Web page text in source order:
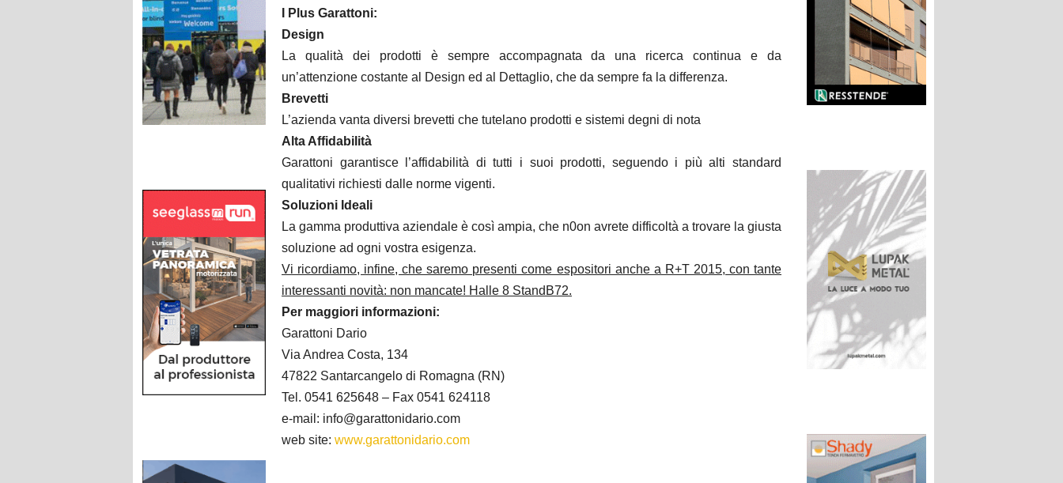
I Plus Garattoni:
Design
La qualità dei prodotti è sempre accompagnata da una ricerca continua e da
un’attenzione costante al Design ed al Dettaglio, che da sempre fa la differenza.
Brevetti
L’azienda vanta diversi brevetti che tutelano prodotti e sistemi degni di nota
Alta Affidabilità
Garattoni garantisce l’affidabilità di tutti i suoi prodotti, seguendo i più alti standard
qualitativi richiesti dalle norme vigenti.
Soluzioni Ideali
La gamma produttiva aziendale è così ampia, che n0on avrete difficoltà a trovare la giusta
soluzione ad ogni vostra esigenza.
Vi ricordiamo, infine, che saremo presenti come espositori anche a R+T 2015, con tante
interessanti novità: non mancate! Halle 8 StandB72.
Per maggiori informazioni:
Garattoni Dario
Via Andrea Costa, 134
47822 Santarcangelo di Romagna (RN)
Tel. 0541 625648 – Fax 0541 624118
e-mail: info@garattonidario.com
web site: www.garattonidario.com